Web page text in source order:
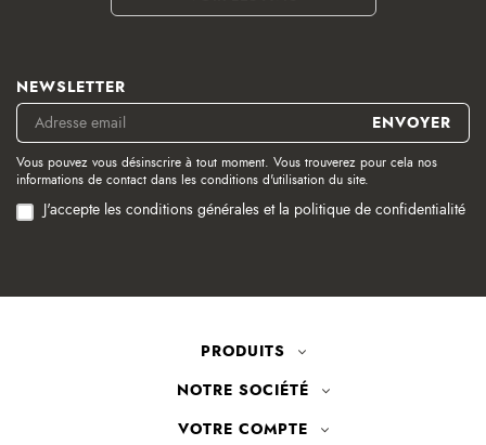
NEWSLETTER
Vous pouvez vous désinscrire à tout moment. Vous trouverez pour cela nos
informations de contact dans les conditions d'utilisation du site.
J'accepte les conditions générales et la politique de confidentialité
PRODUITS
NOTRE SOCIÉTÉ
VOTRE COMPTE